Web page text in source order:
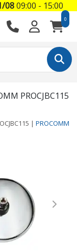
0
PROCJBC115
| PROCOMM
Next
0809:00 - 15:00